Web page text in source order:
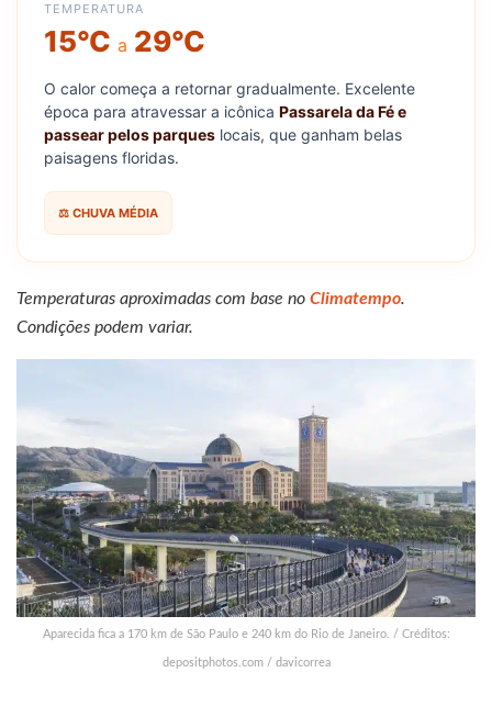
TEMPERATURA
15°C a 29°C
O calor começa a retornar gradualmente. Excelente
época para atravessar a icônica Passarela da Fé e
passear pelos parques locais, que ganham belas
paisagens floridas.
⚖️ CHUVA MÉDIA
Temperaturas aproximadas com base no Climatempo.
Condições podem variar.
Aparecida fica a 170 km de São Paulo e 240 km do Rio de Janeiro. / Créditos:
depositphotos.com / davicorrea